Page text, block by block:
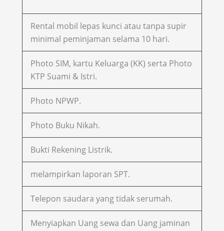
Rental mobil lepas kunci atau tanpa supir
minimal peminjaman selama 10 hari.
Photo SIM, kartu Keluarga (KK) serta Photo
KTP Suami & Istri.
Photo NPWP.
Photo Buku Nikah.
Bukti Rekening Listrik.
melampirkan laporan SPT.
Telepon saudara yang tidak serumah.
Menyiapkan Uang sewa dan Uang jaminan